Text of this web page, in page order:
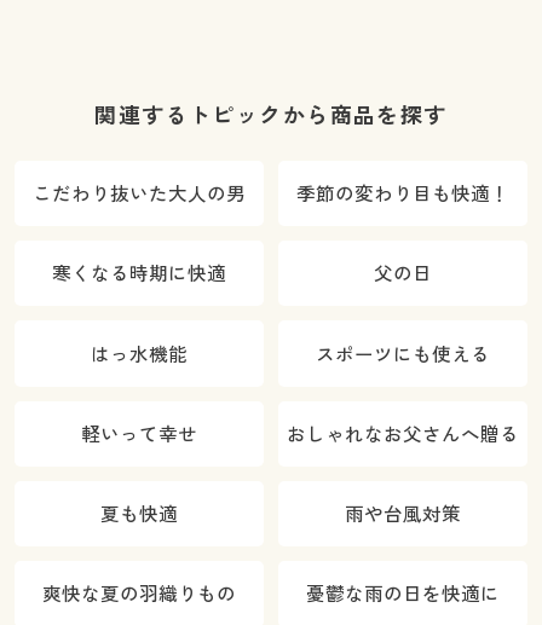
関連するトピックから商品を探す
こだわり抜いた大人の男 季節の変わり目も快適！
寒くなる時期に快適 父の日
はっ水機能 スポーツにも使える
軽いって幸せ おしゃれなお父さんへ贈る
夏も快適 雨や台風対策
爽快な夏の羽織りもの 憂鬱な雨の日を快適に